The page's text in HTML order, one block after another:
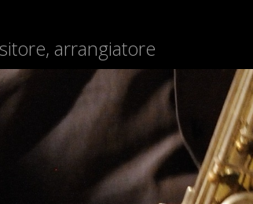
arrangiatore